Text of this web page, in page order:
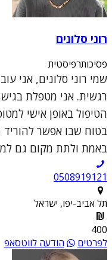
רוני סלונים
פסיכותרפיסטית
שמי רוני סלונים, אני
רגשית. אני מטפלת
הטיפול באופן אישי
בטוח שבו אפשר
באמת ולתת מקום גם
0508919121
תל אביב-יפו, ישראל
400
לפרטים
הודעה לווטסאפ